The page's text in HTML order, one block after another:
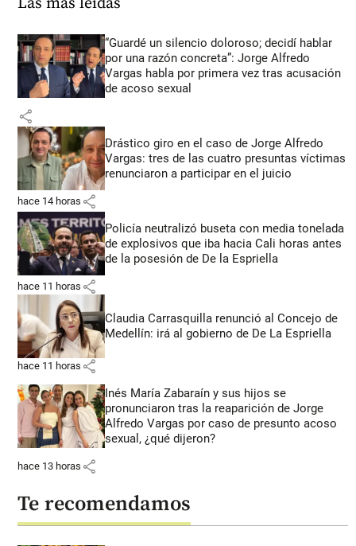
“Guardé un silencio doloroso; decidí hablar
por una razón concreta”: Jorge Alfredo
Vargas habla por primera vez tras acusación
de acoso sexual
share
Drástico giro en el caso de Jorge Alfredo
Vargas: tres de las cuatro presuntas víctimas
renunciaron a participar en el juicio
hace 14 horas share
Policía neutralizó buseta con media tonelada
de explosivos que iba hacia Cali horas antes
de la posesión de De la Espriella
hace 11 horas share
Claudia Carrasquilla renunció al Concejo de
Medellín: irá al gobierno de De La Espriella
hace 11 horas share
Inés María Zabaraín y sus hijos se
pronunciaron tras la reaparición de Jorge
Alfredo Vargas por caso de presunto acoso
sexual, ¿qué dijeron?
hace 13 horas share
Te recomendamos